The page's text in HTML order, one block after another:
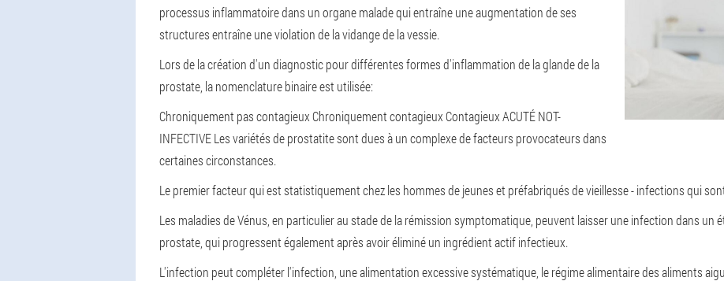
processus inflammatoire dans un organe malade qui entraîne une augmentation de ses
structures entraîne une violation de la vidange de la vessie.
Lors de la création d'un diagnostic pour différentes formes d'inflammation de la glande de la
prostate, la nomenclature binaire est utilisée:
Chroniquement pas contagieuxChroniquement contagieuxContagieuxACUTÉ NOT-
INFECTIVELes variétés de prostatite sont dues à un complexe de facteurs provocateurs dans
certaines circonstances.
Le premier facteur qui est statistiquement chez les hommes de jeunes et préfabriqués de vieillesse - infections qui
Les maladies de Vénus, en particulier au stade de la rémission symptomatique, peuvent laisser une infection dans un
prostate, qui progressent également après avoir éliminé un ingrédient actif infectieux.
L'infection peut compléter l'infection, une alimentation excessive systématique, le régime alimentaire des aliments